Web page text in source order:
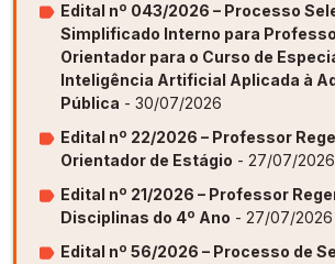
Edital nº 043/2026 – Processo
Simplificado Interno para
Orientador para o Curso de
Inteligência Artificial Aplicada à
Pública - 30/07/2026
Edital nº 22/2026 – Professor
Orientador de Estágio - 27/07/2026
Edital nº 21/2026 – Professor
Disciplinas do 4º Ano - 27/07/2026
Edital nº 56/2026 – Processo de